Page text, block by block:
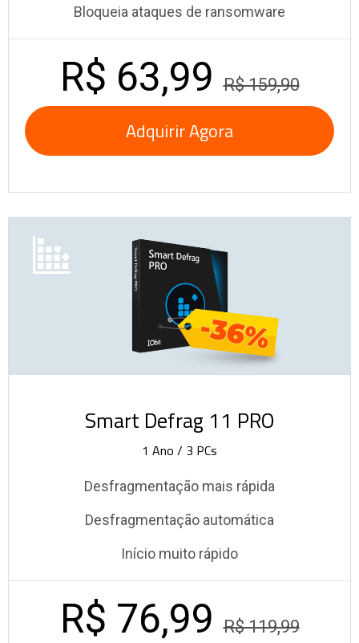
Bloqueia ataques de ransomware
R$ 63,99R$ 159,90
Adquirir Agora
-36%
Smart Defrag 11 PRO
1 Ano / 3 PCs
Desfragmentação mais rápida
Desfragmentação automática
Início muito rápido
R$ 76,99R$ 119,99